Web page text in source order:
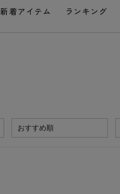
新着アイテム ランキング
おすすめ順